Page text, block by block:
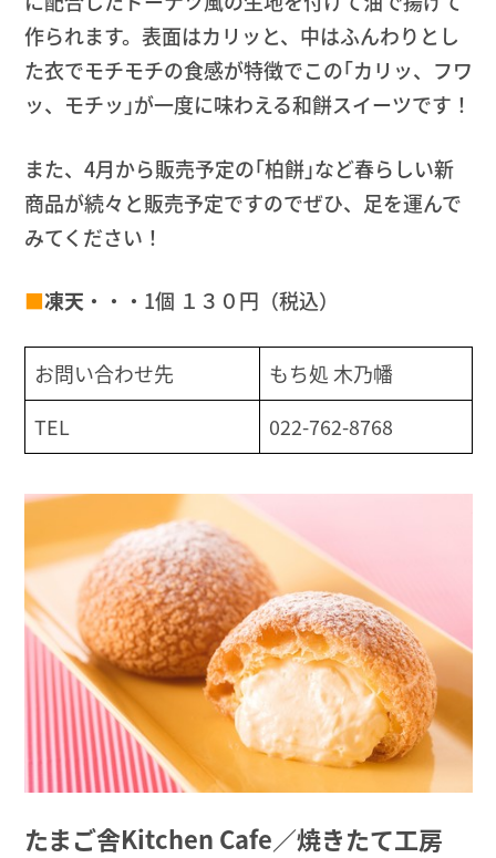
作られます。表面はカリッと、中はふんわりとし
た衣でモチモチの食感が特徴でこの｢カリッ、フワ
ッ、モチッ｣が一度に味わえる和餅スイーツです！
また、4月から販売予定の｢柏餅｣など春らしい新
商品が続々と販売予定ですのでぜひ、足を運んで
みてください！
■凍天 ・・・1個 １３０円（税込）
お問い合わせ先
もち処 木乃幡
TEL
022-762-8768
たまご舎Kitchen Cafe／焼きたて工房